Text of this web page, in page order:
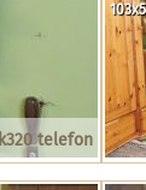
k320 telefon